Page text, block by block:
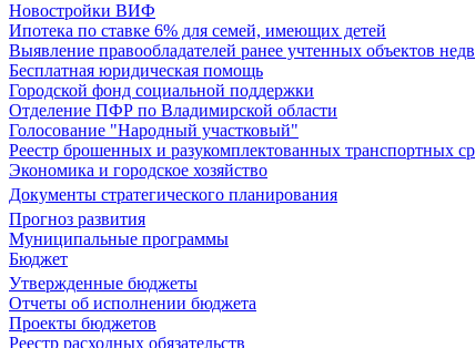
Новостройки ВИФ
Ипотека по ставке 6% для семей, имеющих детей
Выявление правообладателей ранее учтенных объектов
Бесплатная юридическая помощь
Городской фонд социальной поддержки
Отделение ПФР по Владимирской области
Голосование "Народный участковый"
Реестр брошенных и разукомплектованных транспортных
Экономика и городское хозяйство
Документы стратегического планирования
Прогноз развития
Муниципальные программы
Бюджет
Утвержденные бюджеты
Отчеты об исполнении бюджета
Проекты бюджетов
Реестр расходных обязательств